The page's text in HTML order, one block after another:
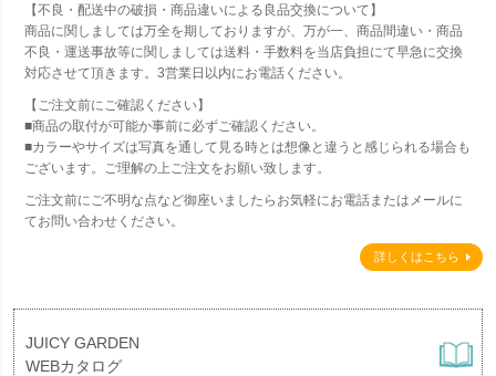
【不良・配送中の破損・商品違いによる良品交換について】
商品に関しましては万全を期しておりますが、万が一、商品間違い・商品
不良・運送事故等に関しましては送料・手数料を当店負担にて早急に交換
対応させて頂きます。3営業日以内にお電話ください。
【ご注文前にご確認ください】
■商品の取付が可能か事前に必ずご確認ください。
■カラーやサイズは写真を通して見る時とは想像と違うと感じられる場合も
ございます。ご理解の上ご注文をお願い致します。
ご注文前にご不明な点など御座いましたらお気軽にお電話またはメールに
てお問い合わせください。
詳しくはこちら
JUICY GARDEN
WEBカタログ